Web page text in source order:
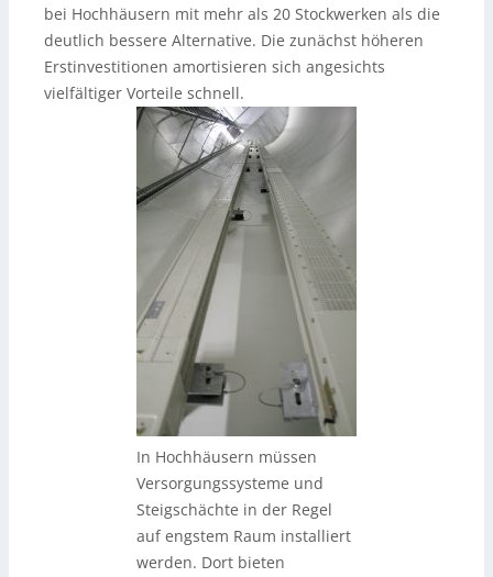
bei Hochhäusern mit mehr als 20 Stockwerken als die
deutlich bessere Alternative. Die zunächst höheren
Erstinvestitionen amortisieren sich angesichts
vielfältiger Vorteile schnell.
In Hochhäusern müssen
Versorgungssysteme und
Steigschächte in der Regel
auf engstem Raum installiert
werden. Dort bieten